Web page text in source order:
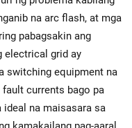
na arc flash, at mga
pabagsakin ang
electrical grid ay
switching equipment na
currents bago pa
ideal na maisasara sa